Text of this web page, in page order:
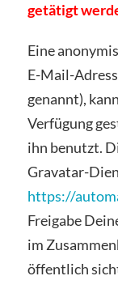
getätigt
Eine
E-Mail-
genannt),
Verfügung
ihn benutzt.
Gravatar-
https://
Freigabe
im
öffentlich